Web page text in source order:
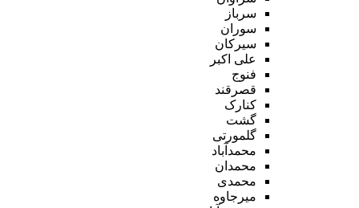
سرباز
سوران
سیرکان
علی اکبر
فنوج
قصرقند
کنارک
گشت
گلمورتی
محمدآباد
محمدان
محمدی
میرجاوه